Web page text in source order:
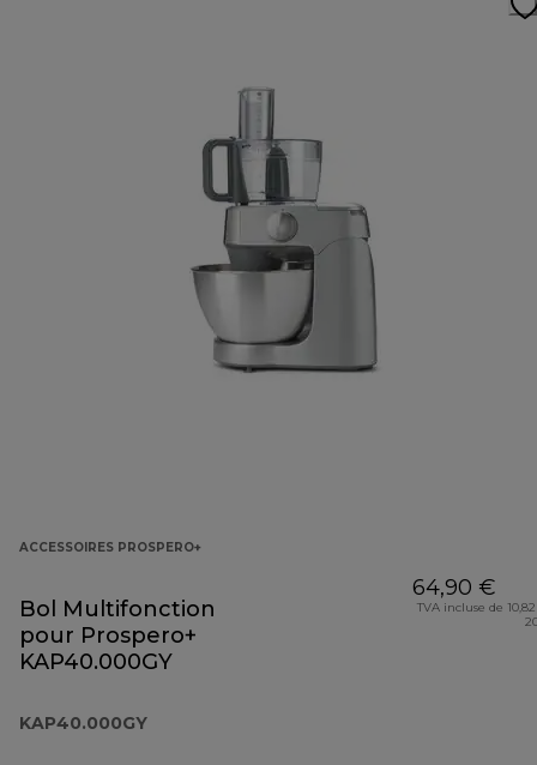
ACCESSOIRES PROSPERO+
Bol Multifonction
pour Prospero+
KAP40.000GY
KAP40.000GY
64,90 €
TVA incluse de